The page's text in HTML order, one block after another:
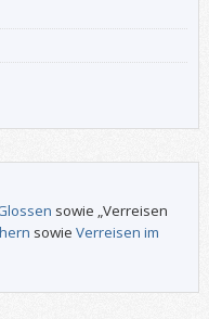
sowie „Verreisen
sowie Verreisen im